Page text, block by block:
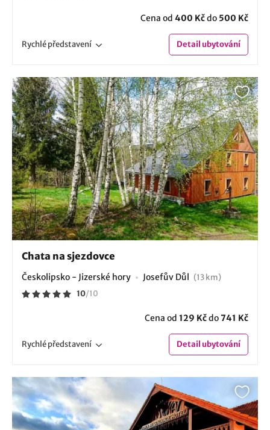
Cena od 400 Kčdo 500 Kč
Rychlépředstavení Detailubytování
Chata na sjezdovce
Českolipsko - Jizerské hory Josefův Důl (13 km)
10/10
Cena od 129 Kčdo741 Kč
Rychlépředstavení Detailubytování